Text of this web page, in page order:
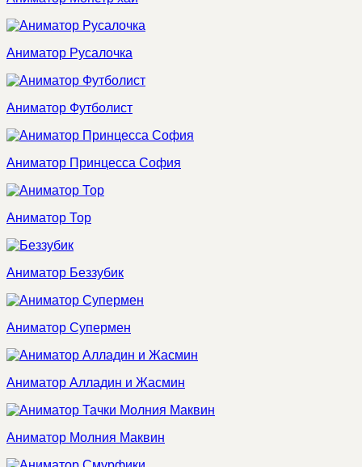
Аниматор Русалочка
Аниматор Футболист
Аниматор Принцесса София
Аниматор Тор
Аниматор Беззубик
Аниматор Супермен
Аниматор Алладин и Жасмин
Аниматор Молния Маквин